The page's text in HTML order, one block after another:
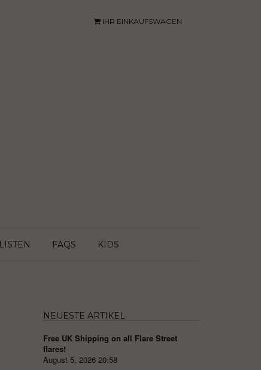
IHR EINKAUFSWAGEN
FAQS KIDS
NEUESTE ARTIKEL
Free UK Shipping on all Flare Street
flares!
August 5, 2026 20:58